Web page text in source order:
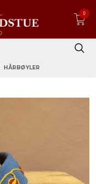
0
HÅRBØYLER